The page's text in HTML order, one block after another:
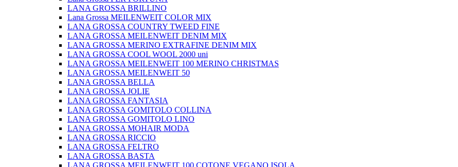
LANA GROSSA BRILLINO
Lana Grossa MEILENWEIT COLOR MIX
LANA GROSSA COUNTRY TWEED FINE
LANA GROSSA MEILENWEIT DENIM MIX
LANA GROSSA MERINO EXTRAFINE DENIM MIX
LANA GROSSA COOL WOOL 2000 uni
LANA GROSSA MEILENWEIT 100 MERINO CHRISTMAS
LANA GROSSA MEILENWEIT 50
LANA GROSSA BELLA
LANA GROSSA JOLIE
LANA GROSSA FANTASIA
LANA GROSSA GOMITOLO COLLINA
LANA GROSSA GOMITOLO LINO
LANA GROSSA MOHAIR MODA
LANA GROSSA RICCIO
LANA GROSSA FELTRO
LANA GROSSA BASTA
LANA GROSSA MEILENWEIT 100 COTONE VEGANO ISOLA